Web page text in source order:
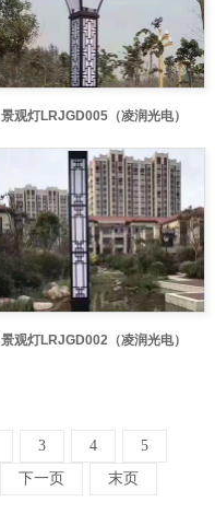
景观灯LRJGD005（凌润光电）
景观灯LRJGD002（凌润光电）
3 4
5
下一页
末页